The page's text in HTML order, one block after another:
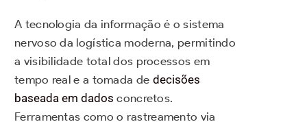
A tecnologia da informação é o sistema
nervoso da logística moderna, permitindo
a visibilidade total dos processos em
tempo real e a tomada de decisões
baseada em dados concretos.
Ferramentas como o rastreamento via